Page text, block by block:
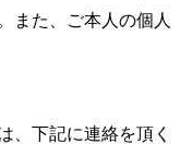
また、ご本人の個人
、下記に連絡を頂く